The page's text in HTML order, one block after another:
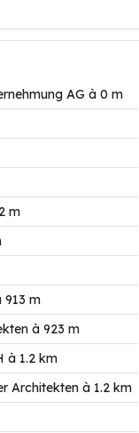
AG à 0 m
m
913 m
à 923 m
à 1.2 km
Architekten à 1.2 km